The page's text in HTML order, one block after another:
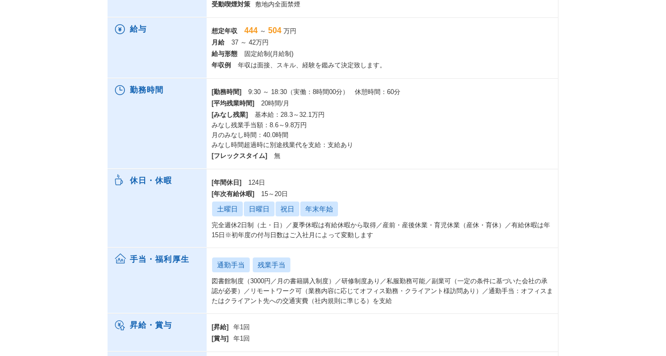
受動喫煙対策
敷地内全面禁煙
給与 想定年収 444 ～ 504 万円
月給
37 ～ 42万円
給与形態
固定給制(月給制)
年収例
年収は面接、スキル、経験を鑑みて決定致します。
勤務時間 [勤務時間]
9:30 ～ 18:30（実働：8時間00分） 休憩時間：60分
[平均残業時間]
20時間/月
[みなし残業]
基本給：28.3～32.1万円
みなし残業手当額：8.6～9.8万円
月のみなし時間：40.0時間
みなし時間超過時に別途残業代を支給：支給あり
[フレックスタイム]
無
休日・休暇 [年間休日]
124日
[年次有給休暇]
15～20日
土曜日 日曜日 祝日 年末年始
完全週休2日制（土・日）／夏季休暇は有給休暇から取得／産前・産後休業・育児休業（産休・育休）／有給休暇は年
15日※初年度の付与日数はご入社月によって変動します
手当・福利厚生
通勤手当 残業手当
図書館制度（3000円／月の書籍購入制度）／研修制度あり／私服勤務可能／副業可（一定の条件に基づいた会社の承
認が必要）／リモートワーク可（業務内容に応じてオフィス勤務・クライアント様訪問あり）／通勤手当：オフィスま
たはクライアント先への交通実費（社内規則に準じる）を支給
昇給・賞与 [昇給]
年1回
[賞与]
年1回